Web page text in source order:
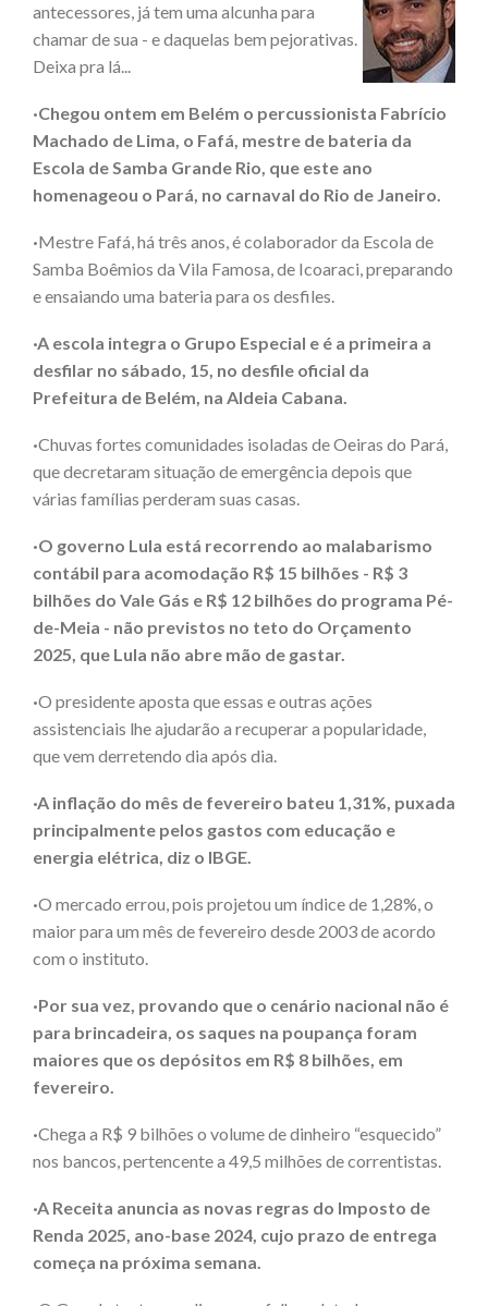
antecessores, já tem uma alcunha para
chamar de sua - e daquelas bem pejorativas.
Deixa pra lá...
·Chegou ontem em Belém o percussionista Fabrício
Machado de Lima, o Fafá, mestre de bateria da
Escola de Samba Grande Rio, que este ano
homenageou o Pará, no carnaval do Rio de Janeiro.
·Mestre Fafá, há três anos, é colaborador da Escola de
Samba Boêmios da Vila Famosa, de Icoaraci, preparando
e ensaiando uma bateria para os desfiles.
·A escola integra o Grupo Especial e é a primeira a
desfilar no sábado, 15, no desfile oficial da
Prefeitura de Belém, na Aldeia Cabana.
·Chuvas fortes comunidades isoladas de Oeiras do Pará,
que decretaram situação de emergência depois que
várias famílias perderam suas casas.
·O governo Lula está recorrendo ao malabarismo
contábil para acomodação R$ 15 bilhões - R$ 3
bilhões do Vale Gás e R$ 12 bilhões do programa Pé-
de-Meia - não previstos no teto do Orçamento
2025, que Lula não abre mão de gastar.
·O presidente aposta que essas e outras ações
assistenciais lhe ajudarão a recuperar a popularidade,
que vem derretendo dia após dia.
·A inflação do mês de fevereiro bateu 1,31%, puxada
principalmente pelos gastos com educação e
energia elétrica, diz o IBGE.
·O mercado errou, pois projetou um índice de 1,28%, o
maior para um mês de fevereiro desde 2003 de acordo
com o instituto.
·Por sua vez, provando que o cenário nacional não é
para brincadeira, os saques na poupança foram
maiores que os depósitos em R$ 8 bilhões, em
fevereiro.
·Chega a R$ 9 bilhões o volume de dinheiro “esquecido”
nos bancos, pertencente a 49,5 milhões de correntistas.
·A Receita anuncia as novas regras do Imposto de
Renda 2025, ano-base 2024, cujo prazo de entrega
começa na próxima semana.